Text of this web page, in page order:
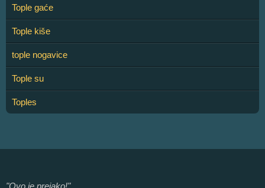
Tople gaće
Tople kiše
tople nogavice
Tople su
Toples
"Ovo je prejako!"